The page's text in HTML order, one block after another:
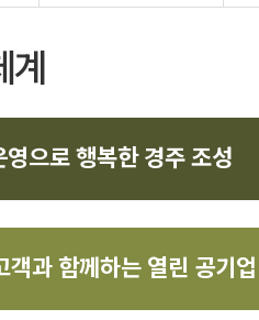
으로 행복한 경주 조성
객과 함께하는 열린 공기업